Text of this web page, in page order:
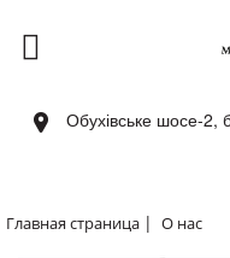
Обухівське шосе-2,
Главная страница | О нас